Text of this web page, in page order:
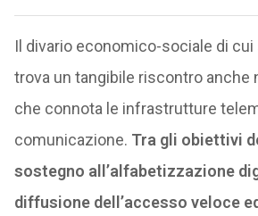
Il divario economico-sociale di
trova un tangibile riscontro anche
che connota le infrastrutture
comunicazione. Tra gli obiettivi
sostegno all’alfabetizzazione
diffusione dell’accesso veloce